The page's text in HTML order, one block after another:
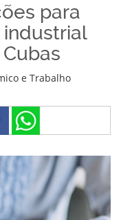
para
e Trabalho